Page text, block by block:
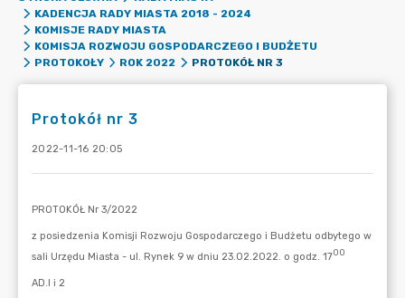
KADENCJA RADY MIASTA 2018 - 2024
KOMISJE RADY MIASTA
KOMISJA ROZWOJU GOSPODARCZEGO I BUDŻETU
PROTOKOŁY
ROK 2022 PROTOKÓŁ NR 3
Protokół nr 3
2022-11-16 20:05